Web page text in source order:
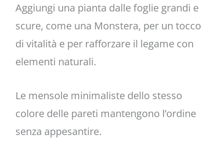
Aggiungi una pianta dalle foglie grandi e
scure, come una Monstera, per un tocco
di vitalità e per rafforzare il legame con
elementi naturali.
Le mensole minimaliste dello stesso
colore delle pareti mantengono l’ordine
senza appesantire.